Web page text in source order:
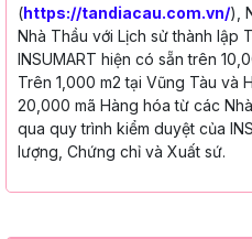
(https://tandiacau.com.vn/),
Nhà Thầu với Lịch sử thành lập
INSUMART hiện có sẵn trên
Trên 1,000 m2 tại Vũng Tàu và
20,000 mã Hàng hóa từ các
qua quy trình kiểm duyệt của
lượng, Chứng chỉ và Xuất sứ.